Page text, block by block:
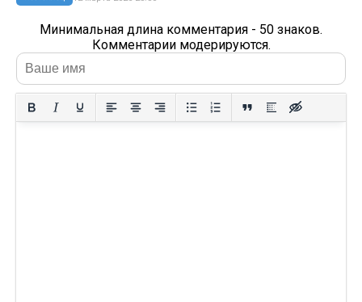
Минимальная длина комментария - 50 знаков.
Комментарии модерируются.